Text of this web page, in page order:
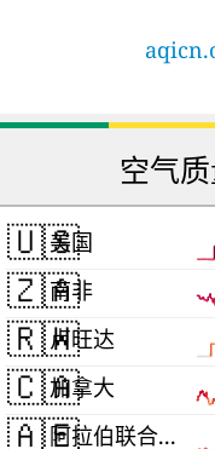
空气
🇺🇸
美国
🇿🇦
南非
🇷🇼卢旺达
🇨🇦加拿大
🇦🇪 阿拉伯联合酋长国